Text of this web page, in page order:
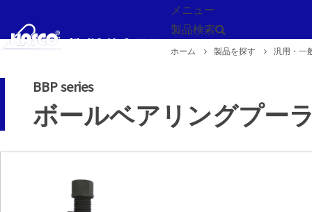
メニュー
製品検索
ホーム 製品を探す 汎用・一
BBP series
ボールベアリングプー